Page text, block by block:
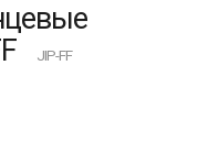
JIP-FF